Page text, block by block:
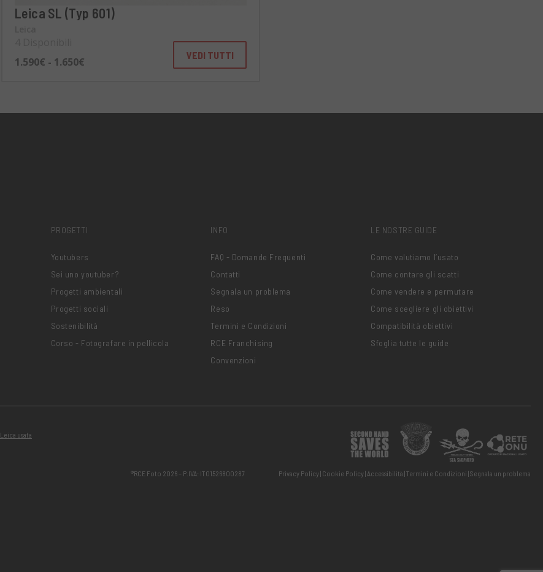
Leica SL (Typ 601)
1.590€ - 1.650€
VEDI TUTTI
PROGETTI
Youtubers
Sei uno youtuber?
Progetti ambientali
Progetti sociali
Sostenibilità
Corso - Fotografare in pellicola
INFO
FAQ - Domande Frequenti
Contatti
Segnala un problema
Reso
Termini e Condizioni
RCE Franchising
Convenzioni
LE NOSTRE GUIDE
Come valutiamo l’usato
Come contare gli scatti
Come vendere e permutare
Come scegliere gli obiettivi
Compatibilità obiettivi
Sfoglia tutte le guide
Leica usata
®RCE Foto 2026 – P.IVA: IT01526800287 Privacy Policy Cookie Policy Accessibilità Termini e Condizioni Segnala un problema